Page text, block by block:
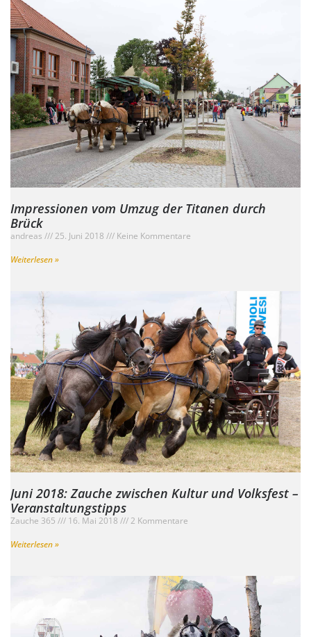
Impressionen vom Umzug der Titanen durch
Brück
andreas 25. Juni 2018
Keine Kommentare
Weiterlesen »
Juni 2018: Zauche zwischen Kultur und Volksfest –
Veranstaltungstipps
Zauche 365 16. Mai 2018
2 Kommentare
Weiterlesen »